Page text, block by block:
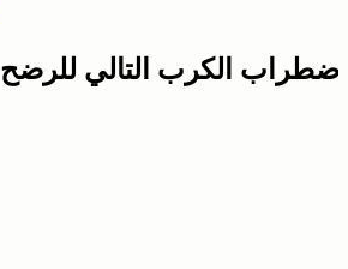
اضطراب الكرب التالي للرضح